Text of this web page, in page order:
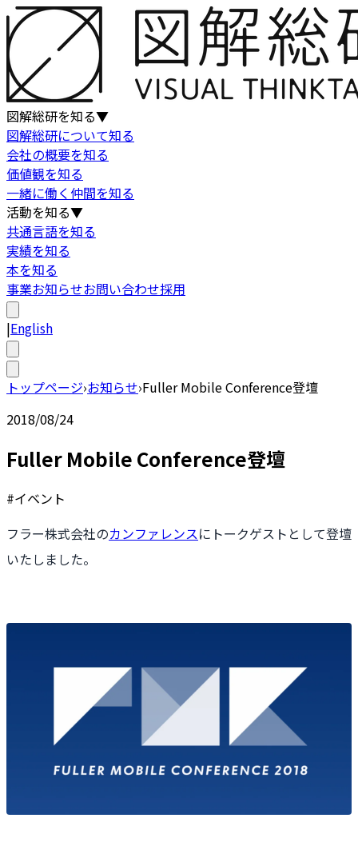
図解総研を知る▼
図解総研について知る
会社の概要を知る
価値観を知る
一緒に働く仲間を知る
活動を知る▼
共通言語を知る
実績を知る
本を知る
事業お知らせお問い合わせ採用
|English
トップページ›お知らせ›Fuller Mobile Conference登壇
2018/08/24
Fuller Mobile Conference登壇
#イベント
フラー株式会社のカンファレンスにトークゲストとして登壇
いたしました。